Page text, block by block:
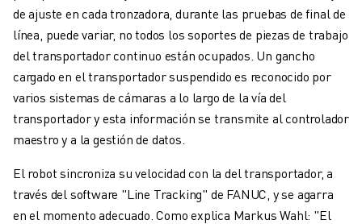
de ajuste en cada tronzadora, durante las pruebas de final de
línea, puede variar, no todos los soportes de piezas de trabajo
del transportador continuo están ocupados. Un gancho
cargado en el transportador suspendido es reconocido por
varios sistemas de cámaras a lo largo de la vía del
transportador y esta información se transmite al controlador
maestro y a la gestión de datos.
El robot sincroniza su velocidad con la del transportador, a
través del software "Line Tracking" de FANUC, y se agarra
en el momento adecuado. Como explica Markus Wahl: "El